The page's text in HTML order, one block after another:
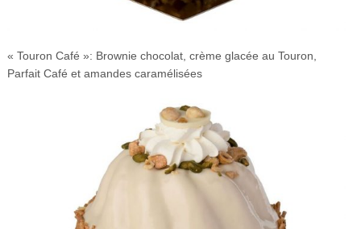
« Touron Café »: Brownie chocolat, crème glacée au Touron,
Parfait Café et amandes caramélisées